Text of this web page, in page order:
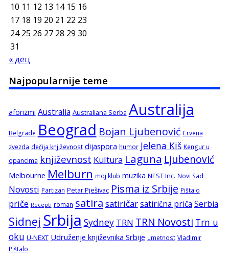
10 11 12 13 14 15 16
17 18 19 20 21 22 23
24 25 26 27 28 29 30
31
« дец
Najpopularnije teme
aforizmi Australia Australiana Serba Australija
Belgrade Beograd Bojan Ljubenović Crvena
zvezda dečija književnost dijaspora humor Jelena Kiš Kengur u
opancima književnost Kultura Laguna Ljubenović
Melbourne Melburn moj klub muzika NEST Inc. Novi Sad
Novosti Partizan Petar Pješivac Pisma iz Srbije Pištalo
priče Recepti roman satira satiričarsatirična priča Serbia
Sidnej Srbija Sydney TRN TRN Novosti Trn u
oku U-NEXT Udruženje književnika Srbije umetnost Vladimir
Pištalo